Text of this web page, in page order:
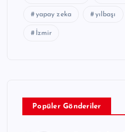
yapay zeka yılbaşı
İzmir
Popüler Gönderiler